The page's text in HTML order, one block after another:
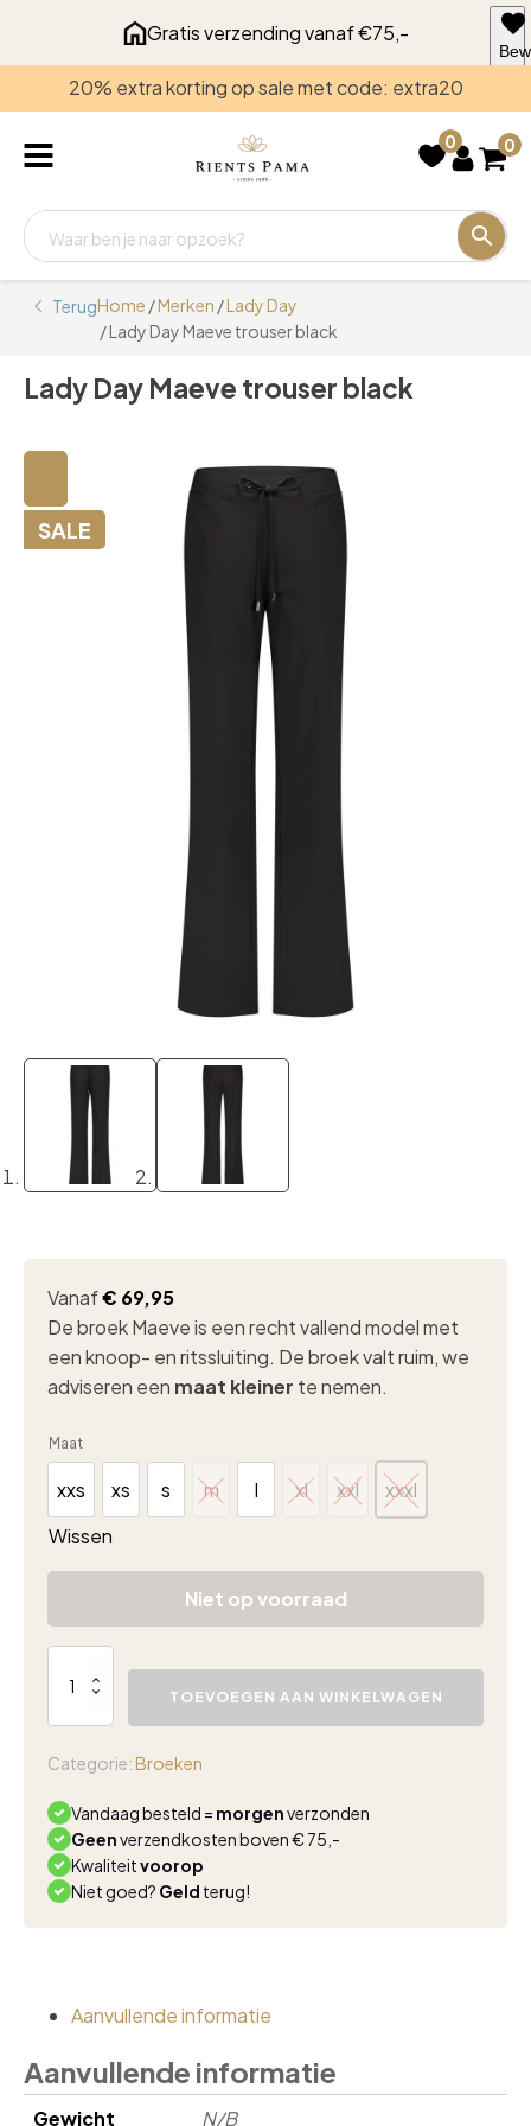
Gratis verzending vanaf €75,-
20% extra korting op sale met code: extra20
0 0
TerugHome /Merken /Lady Day
/ Lady Day Maeve trouser black
Lady Day Maeve trouser black
SALE
Vanaf€ 69,95
De broek Maeve is een recht vallend model met
een knoop- en ritssluiting. De broek valt ruim, we
adviseren een maat kleiner te nemen.
Maat
xxs
xxs
xs
xs
s
s
m
m
l
l
xl
xl
xxl
xxl
xxxl
xxxl
Wissen
Niet op voorraad
Day
black
TOEVOEGEN AAN WINKELWAGEN
voor
Categorie: Broeken
Vandaag besteld = morgenverzonden
Geenverzendkosten boven € 75,-
Kwaliteitvoorop
Niet goed? Geld terug!
Aanvullende informatie
Aanvullende informatie
Gewicht N/B